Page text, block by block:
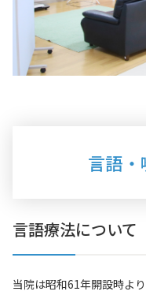
言語
言語療法について
当院は昭和61年開設時よ